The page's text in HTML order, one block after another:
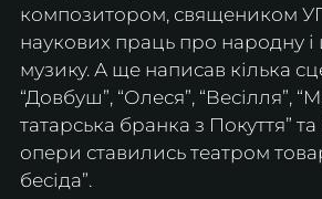
композитором, священиком
наукових праць про народну і
музику. А ще написав кілька
“Довбуш”, “Олеся”, “Весілля”,
татарська бранка з Покуття” та
опери ставились театром
бесіда”.